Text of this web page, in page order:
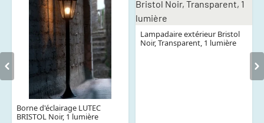
Borne d'éclairage LUTEC
BRISTOL Noir, 1 lumière
Lampadaire extérieur Bristol
Noir, Transparent, 1 lumière